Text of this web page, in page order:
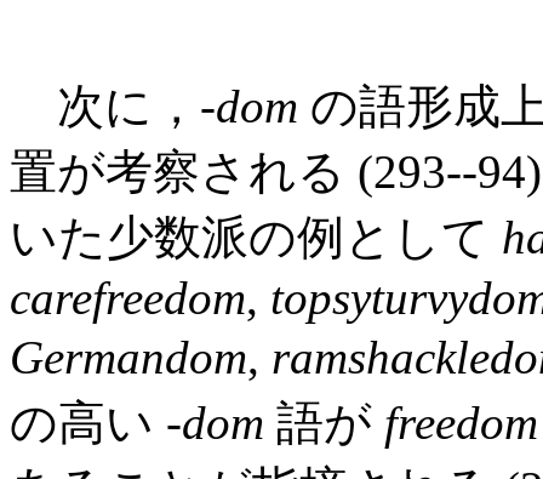
次に，-dom の語形成
置が考察される (293--
いた少数派の例として
carefreedom,
Germandom,
の高い -dom 語が freedom